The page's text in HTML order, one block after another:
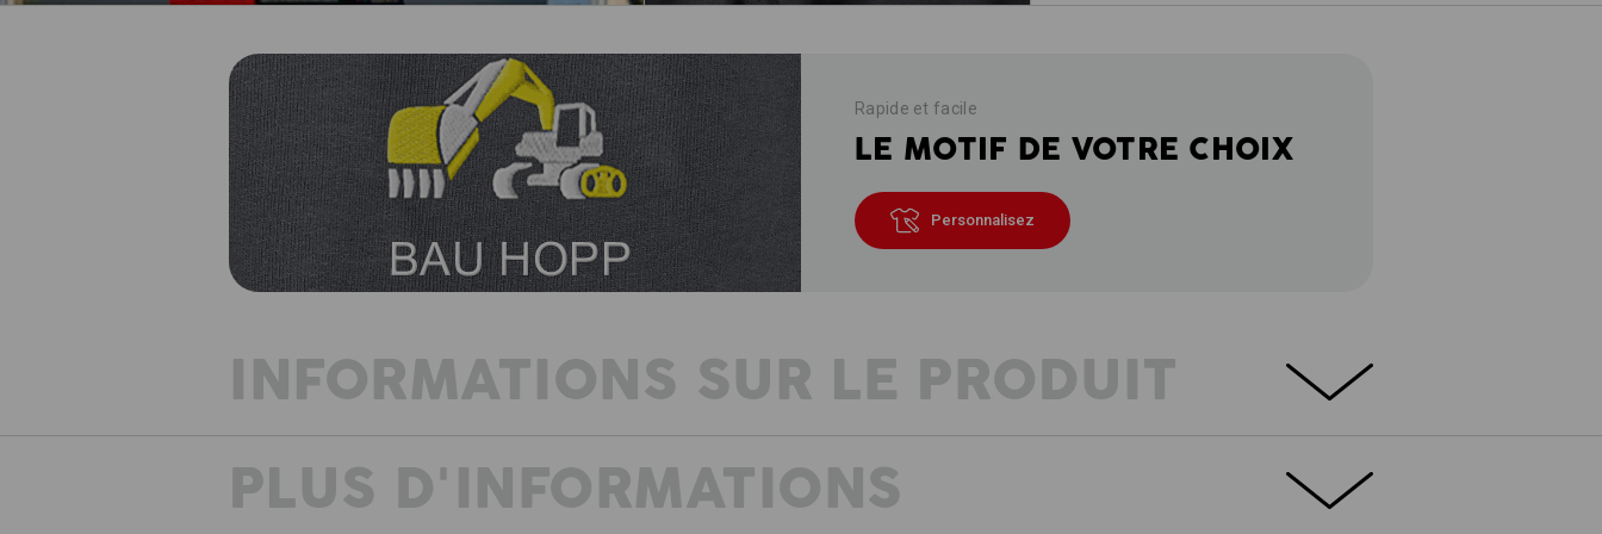
Rapide et facile
LE MOTIF DE VOTRE CHOIX
Personnalisez
INFORMATIONS SUR LE PRODUIT
RESSENTIR LA LÉGÈRETÉ
CE SHORT EST SYNONYME DE MOUVEMENT A L'ETAT PUR !
Léger et
PLUS D'INFORMATIONS